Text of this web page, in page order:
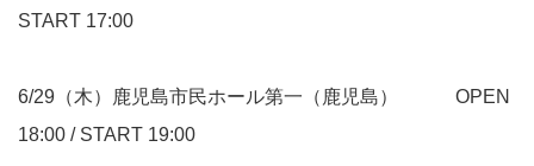
START 17:00
6/29（木）鹿児島市民ホール第一（鹿児島） OPEN
18:00 / START 19:00